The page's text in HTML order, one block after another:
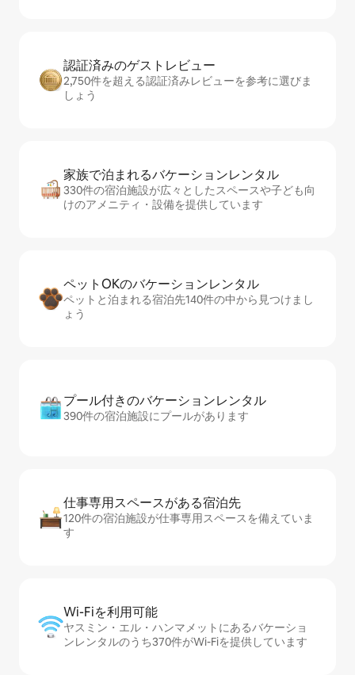
認証済みのゲ⁠ス⁠ト⁠レ⁠ビ⁠ュ⁠ー
2,750件を超える認証済みレビューを参考に選びま
しょう
家族で泊まれるバ⁠ケ⁠ー⁠シ⁠ョ⁠ンレ⁠ン⁠タ⁠ル
330件の宿泊施設が広々としたスペースや子ども向
けのアメニティ・設備を提供しています
ペットOKのバ⁠ケ⁠ー⁠シ⁠ョ⁠ンレ⁠ン⁠タ⁠ル
ペットと泊まれる宿泊先140件の中から見つけまし
ょう
プール付きのバ⁠ケ⁠ー⁠シ⁠ョ⁠ンレ⁠ン⁠タ⁠ル
390件の宿泊施設にプールがあります
仕事専用ス⁠ペ⁠ー⁠スがあ⁠る宿⁠泊⁠先
120件の宿泊施設が仕事専用スペースを備えていま
す
Wi-Fiを利⁠用⁠可⁠能
ヤスミン・エル・ハンマメットにあるバケーショ
ンレンタルのうち370件がWi-Fiを提供しています